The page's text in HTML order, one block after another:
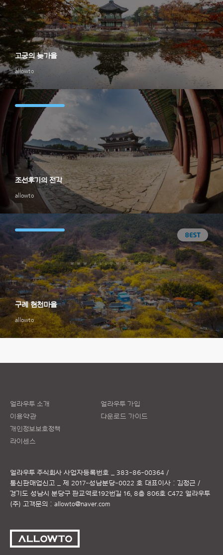
allowto
고궁의 늦가을
allowto
조선후기의 전각
allowto
구례 현천마을
얼라우투 소개
이용약관
개인정보보호정책
라이센스
얼라우투 가입
다운로드 가이드
얼라우투 주식회사 사업자등록번호 _ 383-86-00364 /
통신판매업신고 _ 제 2017-성남분당-0022 호 대표이사 : 김정근 /
경기도 성남시 분당구 판교역로192번길 16, 8층 806호 C472 얼라우투
(주) 고객문의 : allowto@naver.com